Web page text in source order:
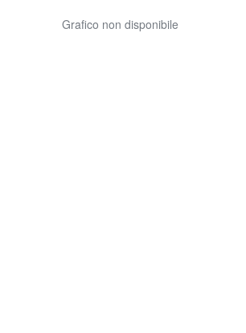
Grafico non disponibile